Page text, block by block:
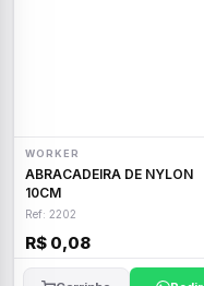
WORKER
ABRACADEIRA DE NYLON
10CM
Ref: 2202
R$ 0,08